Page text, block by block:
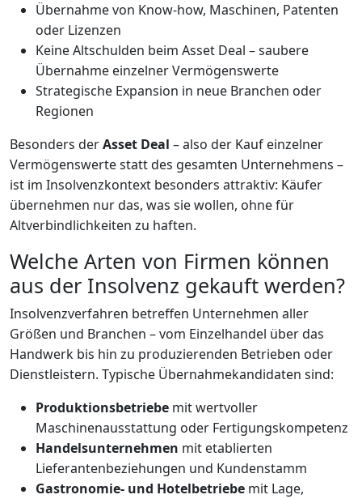
Übernahme von Know-how, Maschinen, Patenten
oder Lizenzen
Keine Altschulden beim Asset Deal – saubere
Übernahme einzelner Vermögenswerte
Strategische Expansion in neue Branchen oder
Regionen
Besonders derAsset Deal – also der Kauf einzelner
Vermögenswerte statt des gesamten Unternehmens –
ist im Insolvenzkontext besonders attraktiv: Käufer
übernehmen nur das, was sie wollen, ohne für
Altverbindlichkeiten zu haften.
Welche Arten von Firmen können
aus der Insolvenz gekauft werden?
Insolvenzverfahren betreffen Unternehmen aller
Größen und Branchen – vom Einzelhandel über das
Handwerk bis hin zu produzierenden Betrieben oder
Dienstleistern. Typische Übernahmekandidaten sind:
Produktionsbetriebe mit wertvoller
Maschinenausstattung oder Fertigungskompetenz
Handelsunternehmen mit etablierten
Lieferantenbeziehungen und Kundenstamm
Gastronomie- und Hotelbetriebe mit Lage,